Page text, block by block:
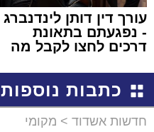
עורך דין דותן לינדנברג
- נפגעתם בתאונת
דרכים לחצו לקבל מה
כתבות נוספות
חדשות אשדוד > מקומי